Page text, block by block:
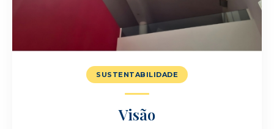
SUSTENTABILIDADE
Visão